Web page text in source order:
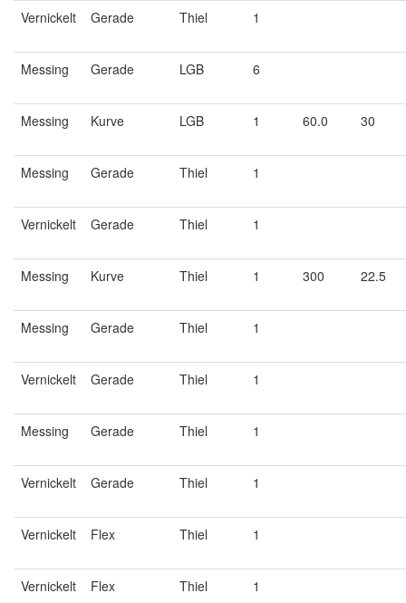
Vernickelt Gerade Thiel 1
Messing Gerade LGB 6
Messing Kurve LGB 1 60.0 30
Messing Gerade Thiel 1
Vernickelt Gerade Thiel 1
Messing Kurve Thiel 1 300 22.5
Messing Gerade Thiel 1
Vernickelt Gerade Thiel 1
Messing Gerade Thiel 1
Vernickelt Gerade Thiel 1
Vernickelt Flex Thiel 1
Vernickelt Flex Thiel 1